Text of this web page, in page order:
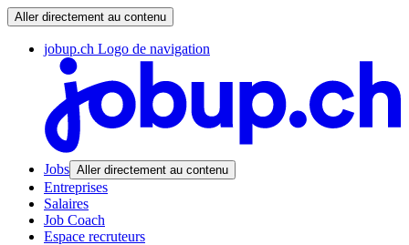
Aller directement au contenu
jobup.ch Logo de navigation
Jobs Aller directement au contenu
Entreprises
Salaires
Job Coach
Espace recruteurs